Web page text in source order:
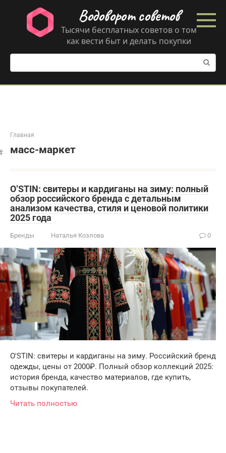
контенту
Водоворот советов
Тысячи бесплатных советов о том
как вести быт и делать покупки
Поиск:
Главная
масс-маркет
O’STIN: свитеры и кардиганы на зиму: полный
обзор российского бренда с детальным
анализом качества, стиля и ценовой политики
2025 года
Бренды Наталья Козлова 0
O'STIN: свитеры и кардиганы на зиму. Российский бренд
одежды, цены от 2000₽. Полный обзор коллекций 2025:
история бренда, качество материалов, где купить,
отзывы покупателей.
Читать полностью